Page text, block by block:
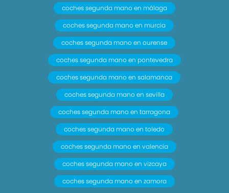
coches segunda mano en málaga
coches segunda mano en murcia
coches segunda mano en ourense
coches segunda mano en pontevedra
coches segunda mano en salamanca
coches segunda mano en sevilla
coches segunda mano en tarragona
coches segunda mano en toledo
coches segunda mano en valencia
coches segunda mano en vizcaya
coches segunda mano en zamora